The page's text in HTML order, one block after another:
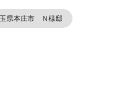
県本庄市 Ｎ様邸